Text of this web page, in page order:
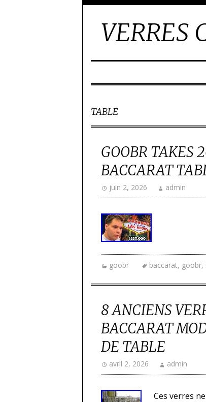
VERRES
TABLE
GOOBR TAKES
BACCARAT
juin 2, 2026 admin
goobr baccarat, goobr,
8 ANCIENS
BACCARAT
DE TABLE
avril 2, 2026 admin
Ces verres